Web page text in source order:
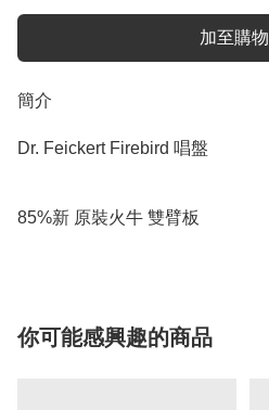
加至購
簡介
Dr. Feickert Firebird 唱盤
85%新 原裝火牛 雙臂板
你可能感興趣的商品